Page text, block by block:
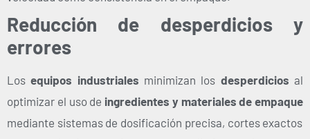
Reducción de desperdicios y
errores
Losequipos industriales minimizan los desperdicios al
optimizar el uso de ingredientes y materiales de empaque
mediante sistemas de dosificación precisa, cortes exactos